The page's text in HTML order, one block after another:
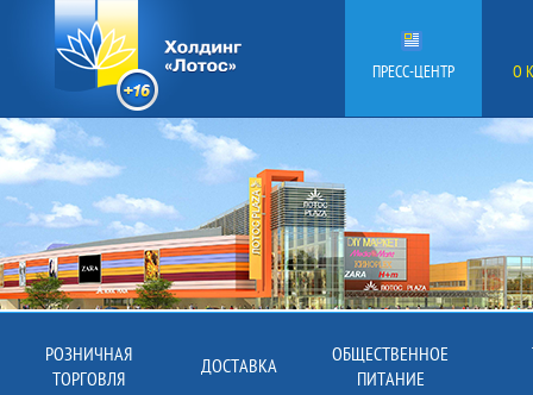
ПРЕСС-ЦЕНТР О
РОЗНИЧНАЯ
ТОРГОВЛЯ
ДОСТАВКА
ОБЩЕСТВЕННОЕ
ПИТАНИЕ